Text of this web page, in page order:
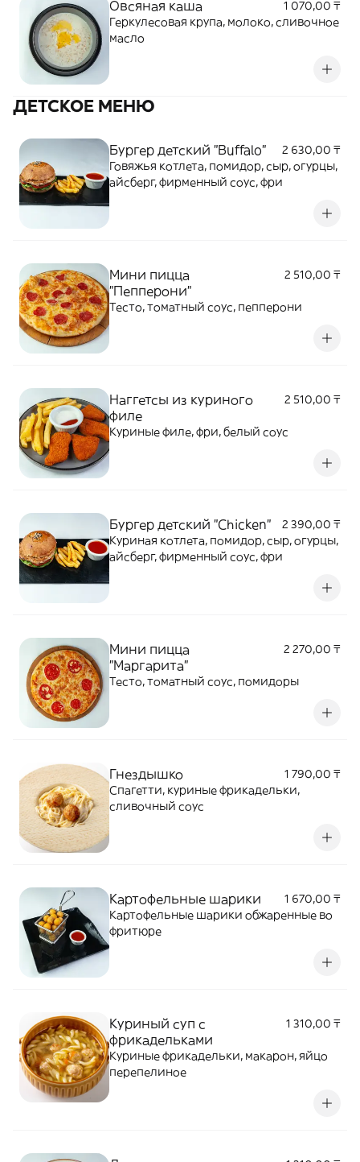
Овсяная каша
1 070,00 ₸
Геркулесовая крупа, молоко, сливочное
масло
ДЕТСКОЕ МЕНЮ
Бургер детский "Buffalo"
2 630,00 ₸
Говяжья котлета, помидор, сыр, огурцы,
айсберг, фирменный соус, фри
Мини пицца
"Пепперони"
2 510,00 ₸
Тесто, томатный соус, пепперони
Наггетсы из куриного
филе
2 510,00 ₸
Куриные филе, фри, белый соус
Бургер детский "Chicken"
2 390,00 ₸
Куриная котлета, помидор, сыр, огурцы,
айсберг, фирменный соус, фри
Мини пицца
"Маргарита"
2 270,00 ₸
Тесто, томатный соус, помидоры
Гнездышко
1 790,00 ₸
Спагетти, куриные фрикадельки,
сливочный соус
Картофельные шарики
1 670,00 ₸
Картофельные шарики обжаренные во
фритюре
Куриный суп с
фрикадельками
1 310,00 ₸
Куриные фрикадельки, макарон, яйцо
перепелиное